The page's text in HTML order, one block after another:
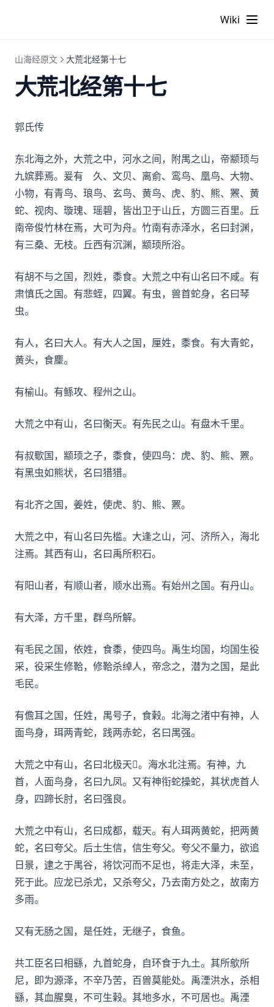
Wiki
山海经原文 大荒北经第十七
大荒北经第十七
郭氏传
东北海之外，大荒之中，河水之间，附禺之山，帝颛顼与
九嫔葬焉。爰有 久、文贝、离俞、鸾鸟、凰鸟、大物、
小物，有青鸟、琅鸟、玄鸟、黄鸟、虎、豹、熊、罴、黄
蛇、视肉、璇瑰、瑶碧，皆出卫于山丘，方圆三百里。丘
南帝俊竹林在焉，大可为舟。竹南有赤泽水，名曰封渊，
有三桑、无枝。丘西有沉渊，颛顼所浴。
有胡不与之国，烈姓，黍食。大荒之中有山名曰不咸。有
肃慎氏之国。有悲蛭，四翼。有虫，兽首蛇身，名曰琴
虫。
有人，名曰大人。有大人之国，厘姓，黍食。有大青蛇，
黄头，食麈。
有榆山。有鲧攻、程州之山。
大荒之中有山，名曰衡天。有先民之山。有盘木千里。
有叔歜国，颛顼之子，黍食，使四鸟：虎、豹、熊、罴。
有黑虫如熊状，名曰猎猎。
有北齐之国，姜姓，使虎、豹、熊、罴。
大荒之中，有山名曰先槛。大逢之山，河、济所入，海北
注焉。其西有山，名曰禹所积石。
有阳山者，有顺山者，顺水出焉。有始州之国。有丹山。
有大泽，方千里，群鸟所解。
有毛民之国，依姓，食黍，使四鸟。禹生均国，均国生役
采，役采生修鞈，修鞈杀绰人，帝念之，潜为之国，是此
毛民。
有儋耳之国，任姓，禺号子，食榖。北海之渚中有神，人
面鸟身，珥两青蛇，践两赤蛇，名曰禺强。
大荒之中有山，名曰北极天𭫀。海水北注焉。有神，九
首，人面鸟身，名曰九凤。又有神衔蛇操蛇，其状虎首人
身，四蹄长肘，名曰强良。
大荒之中有山，名曰成都，载天。有人珥两黄蛇，把两黄
蛇，名曰夸父。后土生信，信生夸父。夸父不量力，欲追
日景，逮之于禺谷，将饮河而不足也，将走大泽，未至，
死于此。应龙已杀尤，又杀夸父，乃去南方处之，故南方
多雨。
又有无肠之国，是任姓，无继子，食鱼。
共工臣名曰相繇，九首蛇身，自环食于九土。其所歍所
尼，即为源泽，不辛乃苦，百兽莫能处。禹湮洪水，杀相
繇，其血腥臭，不可生榖。其地多水，不可居也。禹湮